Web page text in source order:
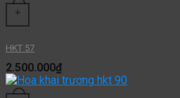
+
HKT 57
2.500.000₫